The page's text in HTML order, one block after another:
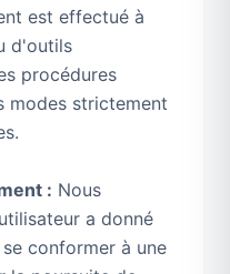
est effectué à
d'outils
procédures
modes strictement
: Nous
a donné
conformer à une